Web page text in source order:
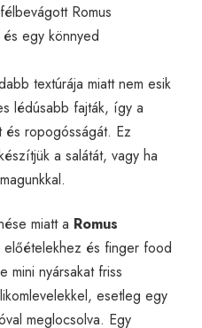
Romus
egy könnyed
textúrája miatt nem esik
lédúsabb fajták, így a
és ropogósságát. Ez
a salátát, vagy ha
miatt a Romus
előételekhez és finger food
mini nyársakat friss
esetleg egy
meglocsolva. Egy